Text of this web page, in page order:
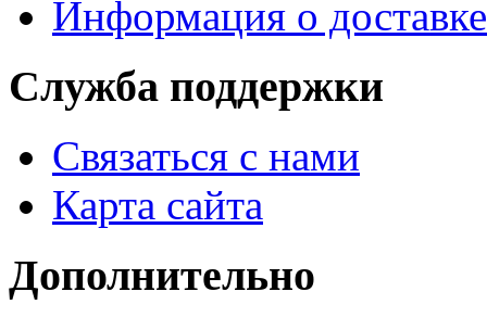
Информация о доставке
Служба поддержки
Связаться с нами
Карта сайта
Дополнительно